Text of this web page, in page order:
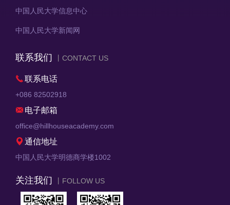
中国人民大学信息中心
中国人民大学新闻网
联系我们 丨CONTACT US
 联系电话
+086 82502918
 电子邮箱
office@hillhouseacademy.com
 通信地址
中国人民大学明德商学楼1002
关注我们 丨FOLLOW US